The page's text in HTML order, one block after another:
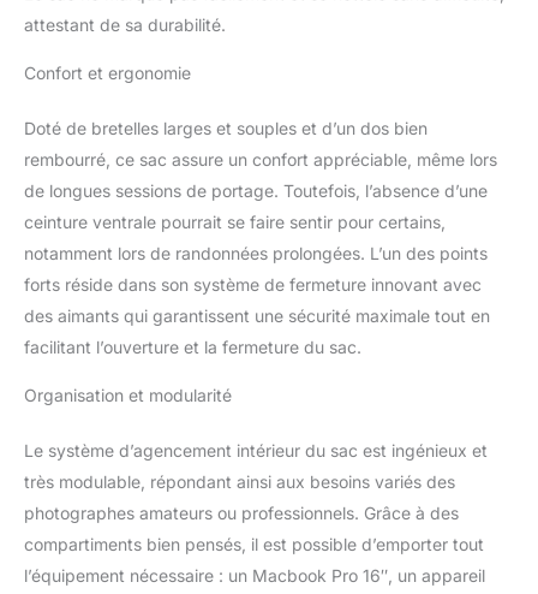
attestant de sa durabilité.
Confort et ergonomie
Doté de bretelles larges et souples et d’un dos bien
rembourré, ce sac assure un confort appréciable, même lors
de longues sessions de portage. Toutefois, l’absence d’une
ceinture ventrale pourrait se faire sentir pour certains,
notamment lors de randonnées prolongées. L’un des points
forts réside dans son système de fermeture innovant avec
des aimants qui garantissent une sécurité maximale tout en
facilitant l’ouverture et la fermeture du sac.
Organisation et modularité
Le système d’agencement intérieur du sac est ingénieux et
très modulable, répondant ainsi aux besoins variés des
photographes amateurs ou professionnels. Grâce à des
compartiments bien pensés, il est possible d’emporter tout
l’équipement nécessaire : un Macbook Pro 16″, un appareil